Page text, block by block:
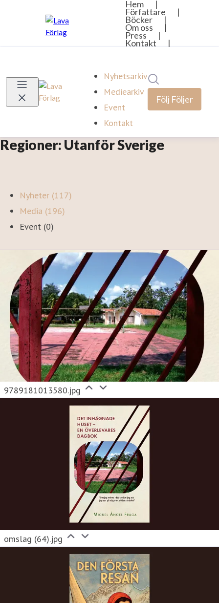
Nyhetsarkiv
Mediearkiv
Event
Kontakt
Följ Följer
Regioner: Utanför Sverige
Nyheter (117)
Media (196)
Event (0)
9789181013580.jpg
omslag (64).jpg